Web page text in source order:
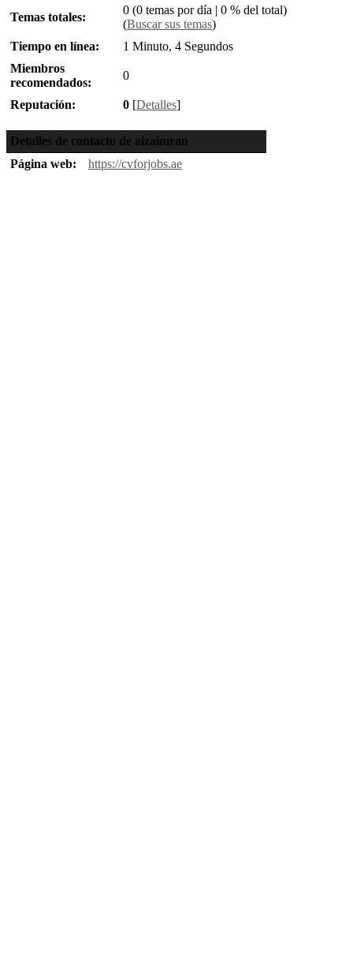
Temas totales:
0 (0 temas por día | 0 % del total)
(Buscar sus temas)
Tiempo en línea:
1 Minuto, 4 Segundos
Miembros
recomendados:
0
Reputación: 0 [Detalles]
Detalles de contacto de aizaimran
Página web:
https://cvforjobs.ae